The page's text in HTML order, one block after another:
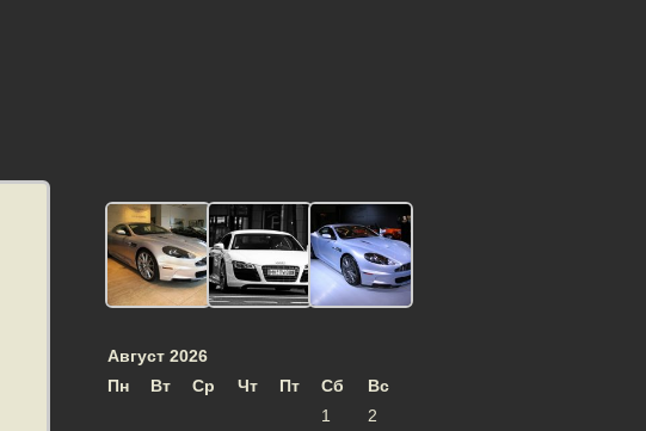
Август 2026
Пн
Вт Ср Чт Пт Сб Вс
1
2